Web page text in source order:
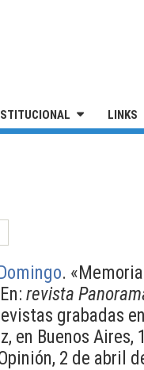
LINKS
.
revista
grabadas
en Buenos Aires,
2 de abril